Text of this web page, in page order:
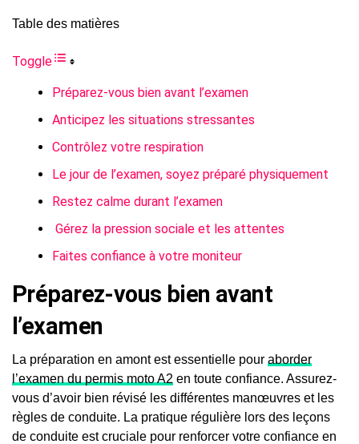
Table des matières
Toggle
Préparez-vous bien avant l’examen
Anticipez les situations stressantes
Contrôlez votre respiration
Le jour de l’examen, soyez préparé physiquement
Restez calme durant l’examen
Gérez la pression sociale et les attentes
Faites confiance à votre moniteur
Préparez-vous bien avant
l’examen
La préparation en amont est essentielle pour aborder
l’examen du permis moto A2 en toute confiance. Assurez-
vous d’avoir bien révisé les différentes manœuvres et les
règles de conduite. La pratique régulière lors des leçons
de conduite est cruciale pour renforcer votre confiance en